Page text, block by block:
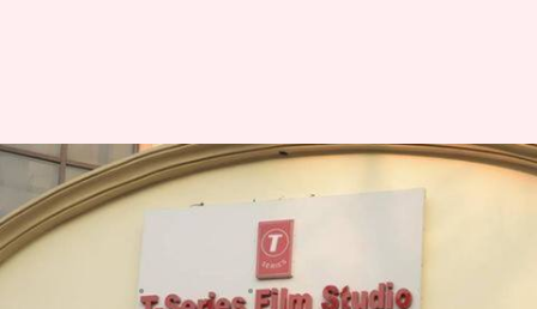
टी-सीरीज की बिल्डिंग में केयरटेकर
निकला कोरोना वायरस पॉजीटिव,
BMC ने किया सील
May 11, 2020 01:56 pm